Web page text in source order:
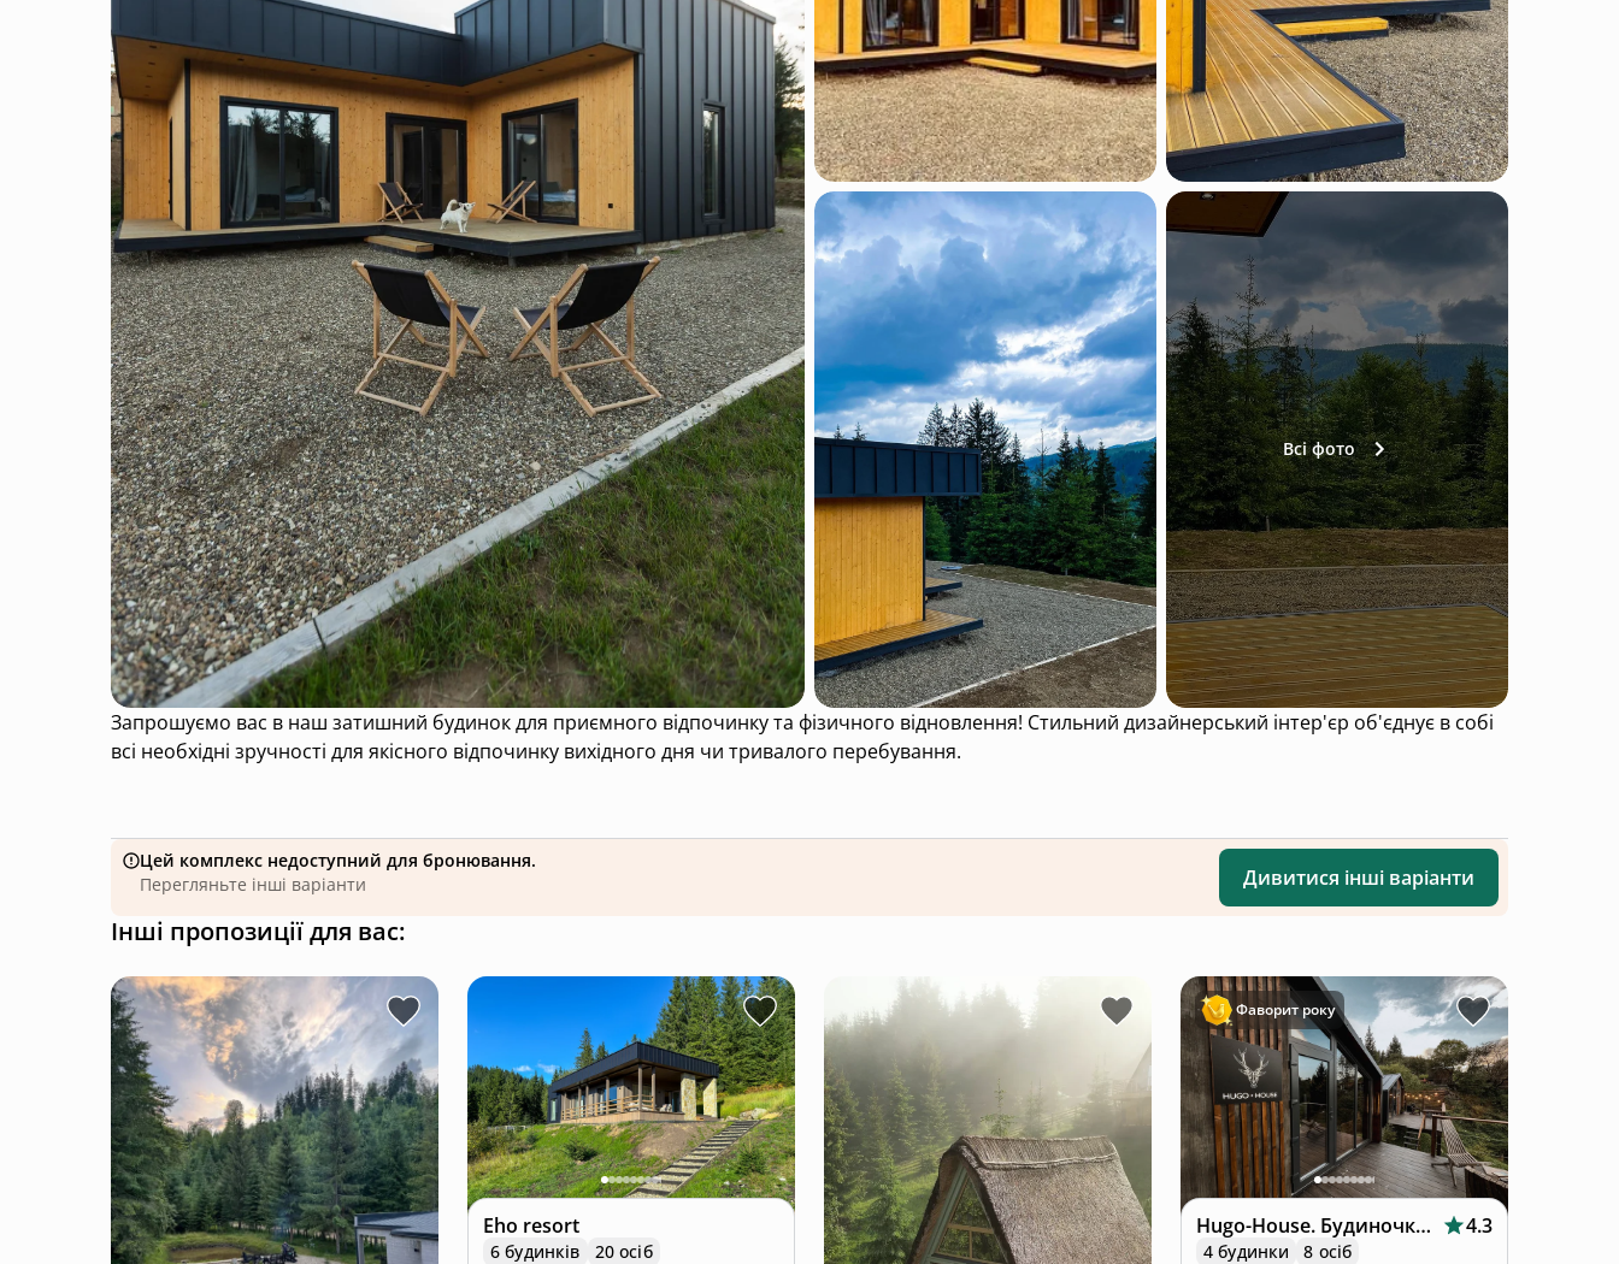
Всі фото
Запрошуємо вас в наш затишний будинок для приємного відпочинку та фізичного відновлення! Cтильний дизайнерський інтер'єр об'єднує в собі
всі необхідні зручності для якісного відпочинку вихідного дня чи тривалого перебування.
Цей комплекс недоступний для бронювання.
Перегляньте інші варіанти
Дивитися інші варіанти
Інші пропозиції для вас:
Eho resort
6 будинків
20 осіб
Фаворит року
Hugo-House. Будиночки в горах з чаном 4.3
4 будинки
8 осіб